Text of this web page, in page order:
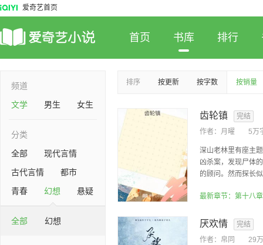
爱奇艺首页
首页 书库 排行
频道
文学
男生 女生
分类
全部
现代言情
古代言情
都市
青春
幻想 悬疑
全部 幻想
排序 按更新 按字数 按销量
齿轮镇
完结
作者： 月曜 5万
深山老林里有座主
凶杀案，发现尸体
的顾问。然而探长
最新章节：第十八章
厌欢情
完结
作者： 帛同 29